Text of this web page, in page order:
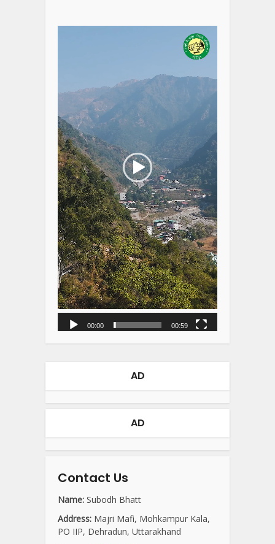
Player
00:00 00:59
AD
AD
Contact Us
Name: Subodh Bhatt
Address: Majri Mafi, Mohkampur Kala,
PO IIP, Dehradun, Uttarakhand